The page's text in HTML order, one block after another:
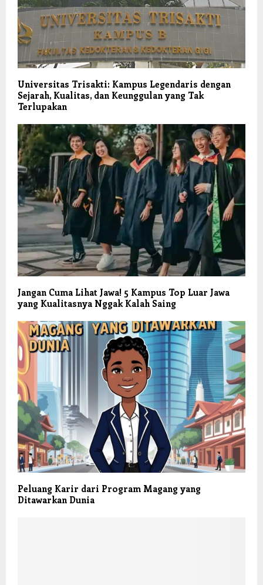
Universitas Trisakti: Kampus Legendaris dengan
Sejarah, Kualitas, dan Keunggulan yang Tak
Terlupakan
Jangan Cuma Lihat Jawa! 5 Kampus Top Luar Jawa
yang Kualitasnya Nggak Kalah Saing
Peluang Karir dari Program Magang yang
Ditawarkan Dunia